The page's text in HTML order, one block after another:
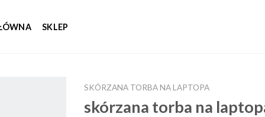
SKLEP
SKÓRZANA TORBA NA LAPTOPA
skórzana torba na